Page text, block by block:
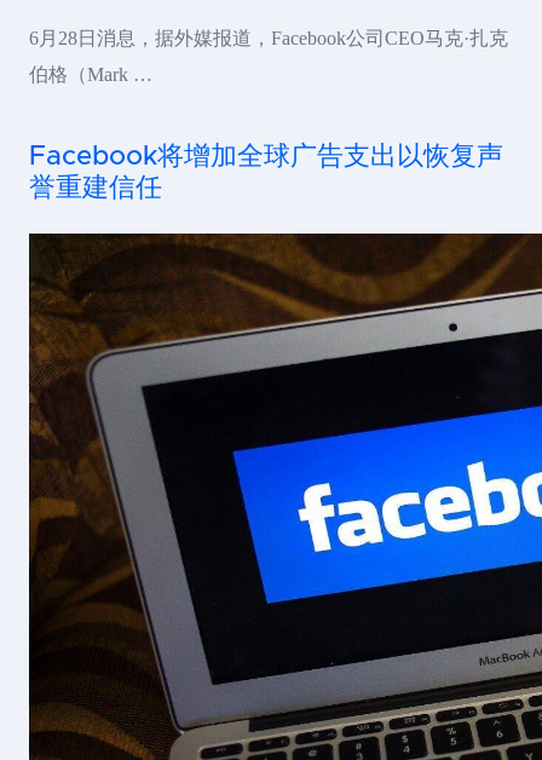
6月28日消息，据外媒报道，Facebook公司CEO马克·扎克
伯格（Mark …
Facebook将增加全球广告支出以恢复声
誉重建信任